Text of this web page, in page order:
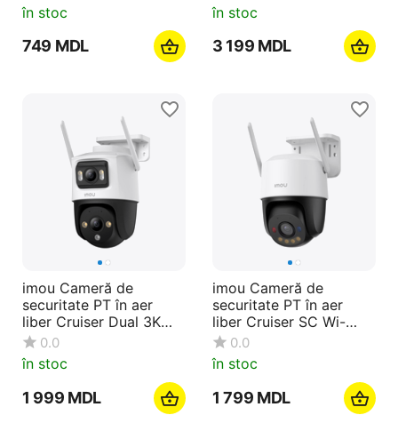
în stoc
‍749‍ MDL
în stoc
3 199 MDL
imou Cameră de
securitate PT în aer
liber Cruiser Dual 3K
5+5MP, alb
0.0
în stoc
1 999 MDL
imou Cameră de
securitate PT în aer
liber Cruiser SC Wi-
Fi+4G 3K 5MP, alb
0.0
în stoc
1 799 MDL